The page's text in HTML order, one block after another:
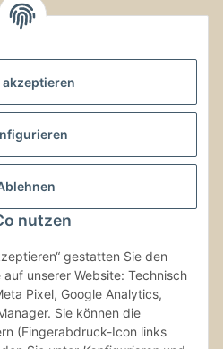
akzeptieren
nutzen
gestatten Sie den
unserer Website: Technisch
Pixel, Google Analytics,
Sie können die
(Fingerabdruck-Icon links